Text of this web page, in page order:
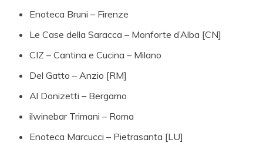
Enoteca Bruni – Firenze
Le Case della Saracca – Monforte d’Alba [CN]
CIZ – Cantina e Cucina – Milano
Del Gatto – Anzio [RM]
Al Donizetti – Bergamo
ilwinebar Trimani – Roma
Enoteca Marcucci – Pietrasanta [LU]